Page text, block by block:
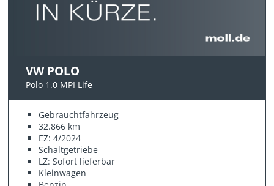
VW POLO
Polo 1.0 MPI Life
Gebrauchtfahrzeug
32.866 km
EZ: 4/2024
Schaltgetriebe
LZ: Sofort lieferbar
Kleinwagen